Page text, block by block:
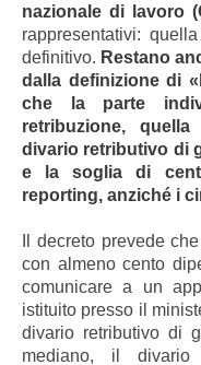
nazionale di lavoro
rappresentativi:
definitivo. Restano
dalla definizione di
che la parte
retribuzione,
divario retributivo di
e la soglia di
reporting, anziché i
Il decreto prevede
con almeno cento
comunicare a un
istituito presso il
divario retributivo di
mediano, il divario